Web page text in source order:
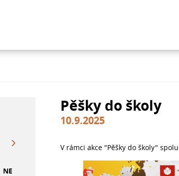
Pěšky do školy
10.9.2025
V rámci akce "Pěšky do školy"
NE